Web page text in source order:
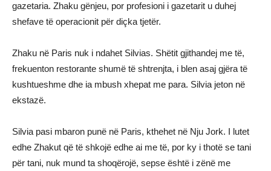
gazetaria. Zhaku gënjeu, por profesioni i gazetarit u duhej
shefave të operacionit për diçka tjetër.
Zhaku në Paris nuk i ndahet Silvias. Shëtit gjithandej me të,
frekuenton restorante shumë të shtrenjta, i blen asaj gjëra të
kushtueshme dhe ia mbush xhepat me para. Silvia jeton në
ekstazë.
Silvia pasi mbaron punë në Paris, kthehet në Nju Jork. I lutet
edhe Zhakut që të shkojë edhe ai me të, por ky i thotë se tani
për tani, nuk mund ta shoqërojë, sepse është i zënë me